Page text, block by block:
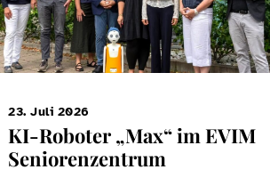
23. Juli 2026
KI-Roboter „Max“ im EVIM
Seniorenzentrum